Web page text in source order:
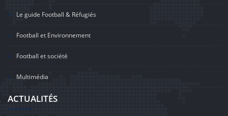
Le guide Football & Réfugiés
Football et Environnement
Football et société
Multimédia
ACTUALITÉS